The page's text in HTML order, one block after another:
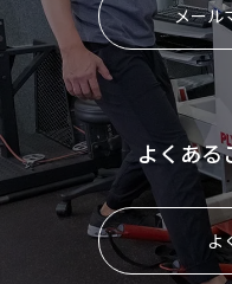
メール
よくある
よ